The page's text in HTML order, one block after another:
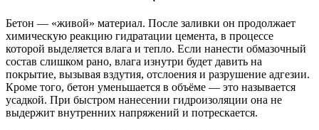
Бетон — «живой» материал. После заливки он продолжает
химическую реакцию гидратации цемента, в процессе
которой выделяется влага и тепло. Если нанести обмазочный
состав слишком рано, влага изнутри будет давить на
покрытие, вызывая вздутия, отслоения и разрушение адгезии.
Кроме того, бетон уменьшается в объёме — это называется
усадкой. При быстром нанесении гидроизоляции она не
выдержит внутренних напряжений и потрескается.